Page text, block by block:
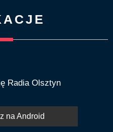
Radia Olsztyn
na Android